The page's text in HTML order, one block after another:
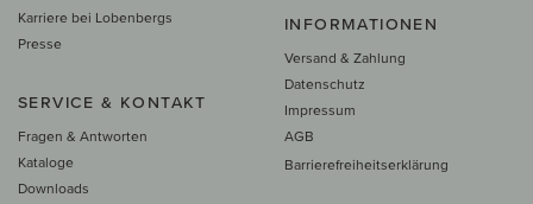
Karriere bei Lobenbergs
Presse
SERVICE & KONTAKT
Fragen & Antworten
Kataloge
Downloads
INFORMATIONEN
Versand & Zahlung
Datenschutz
Impressum
AGB
Barrierefreiheitserklärung